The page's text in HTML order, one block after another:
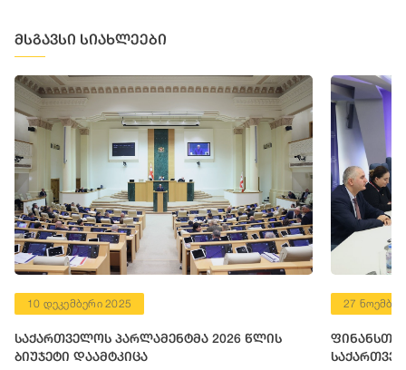
მსგავსი სიახლეები
10 დეკემბერი 2025
საქართველოს პარლამენტმა 2026 წლის
ბიუჯეტი დაამტკიცა
27
ფინანსთა